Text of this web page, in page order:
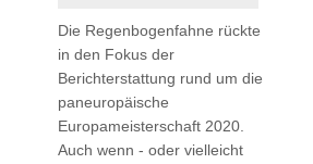
Die Regenbogenfahne rückte
in den Fokus der
Berichterstattung rund um die
paneuropäische
Europameisterschaft 2020.
Auch wenn - oder vielleicht